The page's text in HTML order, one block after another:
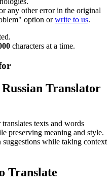
any other error in the original
option orwrite to us.
characters at a time.
Translator
texts and words
preserving meaning and style.
while taking context
Translate